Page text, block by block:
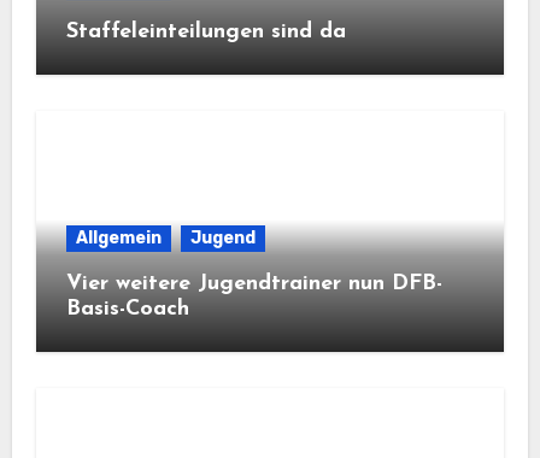
Staffeleinteilungen sind da
Allgemein Jugend
Vier weitere Jugendtrainer nun DFB-
Basis-Coach